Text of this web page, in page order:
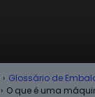
› Glossário de
› O que é uma